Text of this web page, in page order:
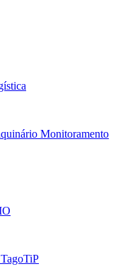
Monitoramento
TagoTiP